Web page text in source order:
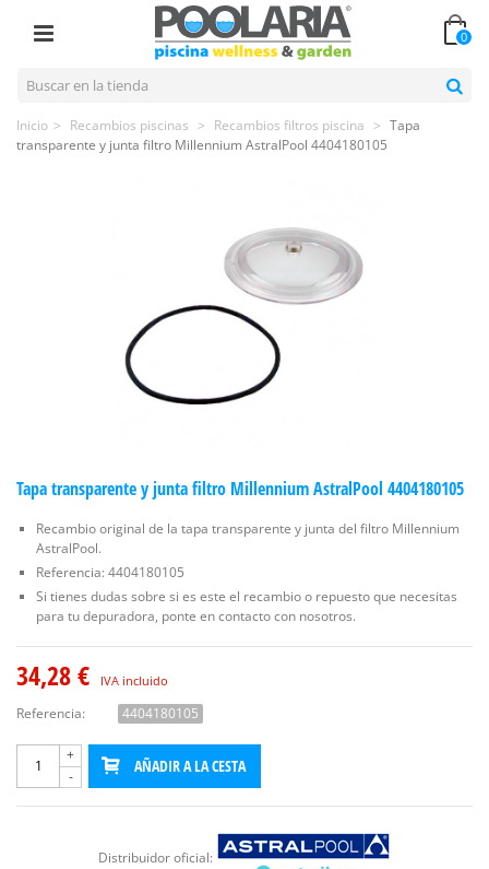
0
Inicio > Recambios piscinas > Recambios filtros piscina > Tapa
transparente y junta filtro Millennium AstralPool 4404180105
Tapa transparente y junta filtro Millennium AstralPool 4404180105
Recambio original de la tapa transparente y junta del filtro Millennium
AstralPool.
Referencia: 4404180105
Si tienes dudas sobre si es este el recambio o repuesto que necesitas
para tu depuradora, ponte en contacto con nosotros.
34,28 € IVA incluido
Referencia: 4404180105
-
+
AÑADIR A LA CESTA
Distribuidor oficial: